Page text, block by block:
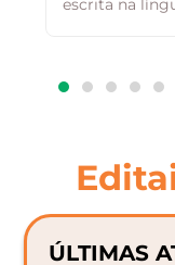
ÚLTIMAS